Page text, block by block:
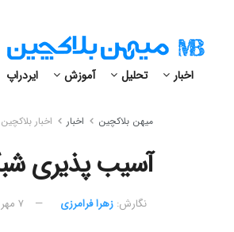
اخبار تحلیل آموزش ایردراپ
میهن بلاکچین اخبار اخبار بلاکچین
آسیب پذیری
نگارش:‌ زهرا فرامرزی ۷ مهر ۱۳۹۸ - ۱۰:۳۰